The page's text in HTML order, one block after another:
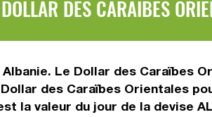
DES CARAÏBES
Le Dollar des Caraïbes
des Caraïbes Orientales
la valeur du jour de la devise